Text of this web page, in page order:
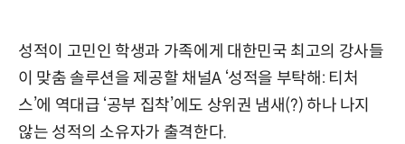
성적이 고민인 학생과 가족에게 대한민국 최고의 강사들
이 맞춤 솔루션을 제공할 채널A ‘성적을 부탁해: 티처
스’에 역대급 ‘공부 집착’에도 상위권 냄새(?) 하나 나지
않는 성적의 소유자가 출격한다.